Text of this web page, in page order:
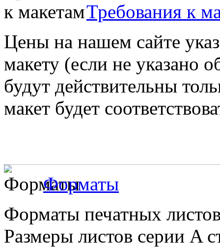
Требования к
Цены на нашем сайте
макету (если не указано
будут действительны
макет будет
Форматы
Форматы печатных
Размеры листов серии A